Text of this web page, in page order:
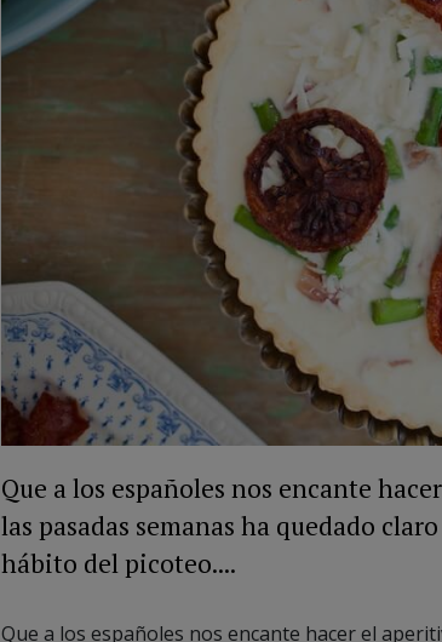
Que a los españoles nos encante
las pasadas semanas ha quedado
hábito del picoteo....
Que a los españoles nos encante hacer el